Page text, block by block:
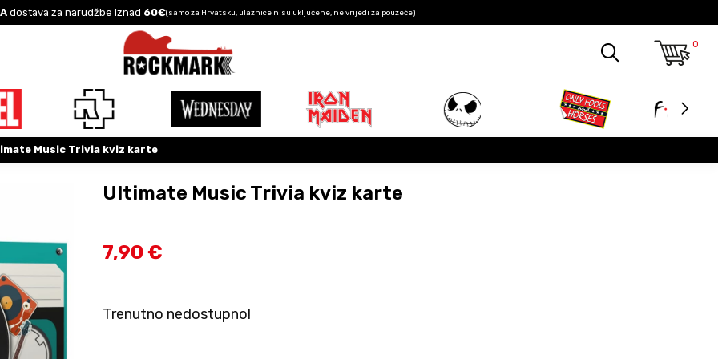
dostava za narudžbe iznad 60€(samo za Hrvatsku, ulaznice nisu uključene, ne vrijedi za pouzeće)
0
Music Trivia kviz karte
Ultimate Music Trivia kviz karte
7,90 €
Trenutno nedostupno!